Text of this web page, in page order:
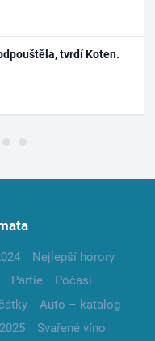
tvrdí Koten.
Nejlepší horory
Partie
Počasí
Auto – katalog
Svařené víno